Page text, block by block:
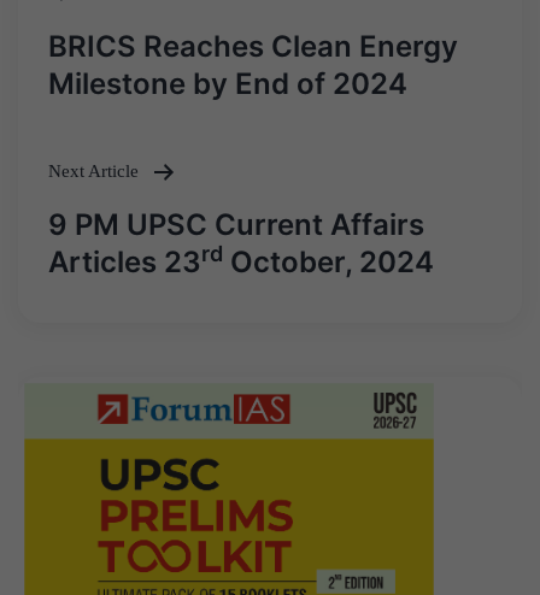
Post
navigation
BRICS Reaches Clean Energy
Milestone by End of 2024
Next Article
9 PM UPSC Current Affairs
Articles 23rd October, 2024